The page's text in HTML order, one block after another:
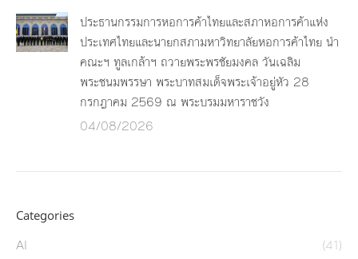
ประธานกรรมการหอการค้าไทยและสภาหอการค้าแห่ง
ประเทศไทยและนายกสภามหาวิทยาลัยหอการค้าไทย นำ
คณะฯ ทูลเกล้าฯ ถวายพระพรชัยมงคล วันเฉลิม
พระชนมพรรษา พระบาทสมเด็จพระเจ้าอยู่หัว 28
กรกฎาคม 2569 ณ พระบรมมหาราชวัง
04/08/2026
Categories
AI
(41)